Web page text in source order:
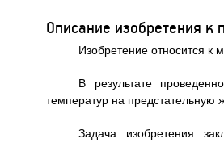
Описание изобретения к
Изобретение относится к
В результате
температур на предстательную
Задача изобретения